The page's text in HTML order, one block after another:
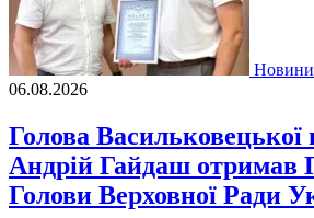
Новини
06.08.2026
Голова Васильковецької
Андрій Гайдаш отримав
Голови Верховної Ради